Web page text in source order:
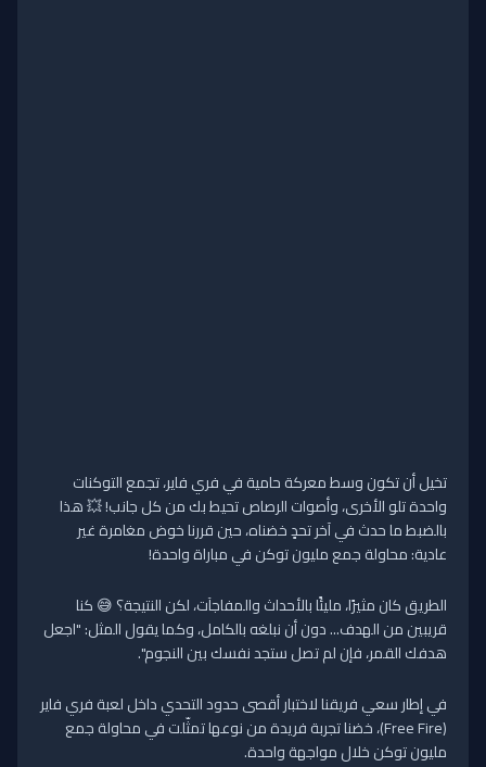
تخيل أن تكون وسط معركة حامية في فري فاير، تجمع التوكنات
واحدة تلو الأخرى، وأصوات الرصاص تحيط بك من كل جانب! 💥 هذا
بالضبط ما حدث في آخر تحدٍ خضناه، حين قررنا خوض مغامرة غير
عادية: محاولة جمع مليون توكن في مباراة واحدة!
الطريق كان مثيرًا، مليئًا بالأحداث والمفاجآت، لكن النتيجة؟ 😅 كنا
قريبين من الهدف... دون أن نبلغه بالكامل، وكما يقول المثل: "اجعل
هدفك القمر، فإن لم تصل ستجد نفسك بين النجوم".
في إطار سعي فريقنا لاختبار أقصى حدود التحدي داخل لعبة فري فاير
(Free Fire)، خضنا تجربة فريدة من نوعها تمثّلت في محاولة جمع
مليون توكن خلال مواجهة واحدة.